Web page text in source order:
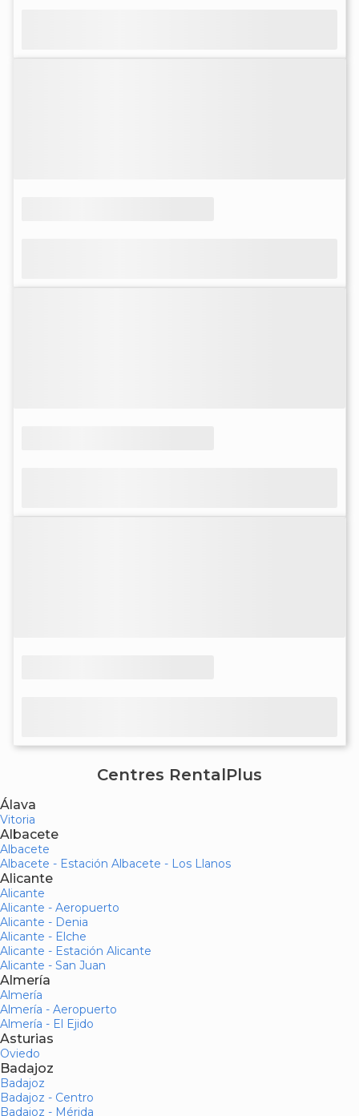
Centres RentalPlus
Álava
Vitoria
Albacete
Albacete
Albacete - Estación Albacete - Los Llanos
Alicante
Alicante
Alicante - Aeropuerto
Alicante - Denia
Alicante - Elche
Alicante - Estación Alicante
Alicante - San Juan
Almería
Almería
Almería - Aeropuerto
Almería - El Ejido
Asturias
Oviedo
Badajoz
Badajoz
Badajoz - Centro
Badajoz - Mérida